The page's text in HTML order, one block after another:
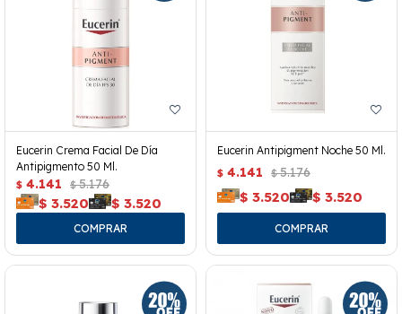
Eucerin Crema Facial De Día
Antipigmento 50 Ml.
$ 4.141 $ 5.176
$ 3.520 $ 3.520
Eucerin Antipigment Noche 50 Ml.
$ 4.141 $ 5.176
$ 3.520 $ 3.520